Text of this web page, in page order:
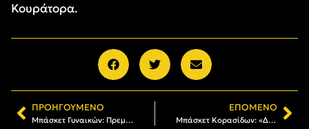
Κουράτορα.
ΠΡΟΗΓΟΎΜΕΝΟ
Μπάσκετ Γυναικών: Πρεμιέρα στο Πρωτάθλημα την Κυριακή (13:00) με Πυλαία
ΕΠΌΜΕΝΟ
Μπάσκετ Κορασίδων: «Δύο στα δύο» για τον ΑΡΗ, νίκη και επί του Ηρακλή